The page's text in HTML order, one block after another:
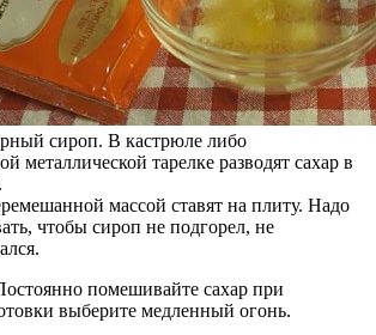
сироп. В кастрюле либо
металлической тарелке разводят сахар в
массой ставят на плиту. Надо
чтобы сироп не подгорел, не
помешивайте сахар при
выберите медленный огонь.